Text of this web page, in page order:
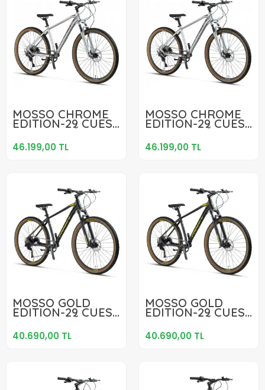
MOSSO CHROME
EDITION-29 CUES
ERKEK DAĞ
BİSİKLETİ 457H HD
29 JANT 11 VİTES
46.199,00 TL
Sepete Ekle
MOSSO CHROME
EDITION-29 CUES
ERKEK DAĞ
BİSİKLETİ 406H HD
29 JANT 11 VİTES
46.199,00 TL
Sepete Ekle
MOSSO GOLD
EDITION-29 CUES
ERKEK DAĞ
BİSİKLETİ 508H HD
29 JANT 9 VİTES
40.690,00 TL
Sepete Ekle
MOSSO GOLD
EDITION-29 CUES
ERKEK DAĞ
BİSİKLETİ 457H HD
29 JANT 9 VİTES
40.690,00 TL
Sepete Ekle